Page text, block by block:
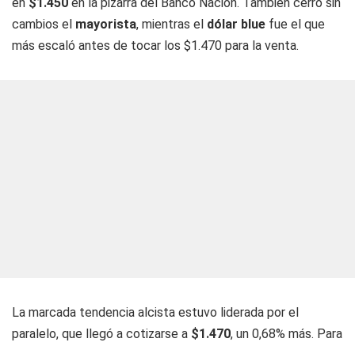
cambios el mayorista, mientras el dólar blue fue el que
más escaló antes de tocar los $1.470 para la venta.
La marcada tendencia alcista estuvo liderada por el
paralelo, que llegó a cotizarse a $1.470, un 0,68% más. Para